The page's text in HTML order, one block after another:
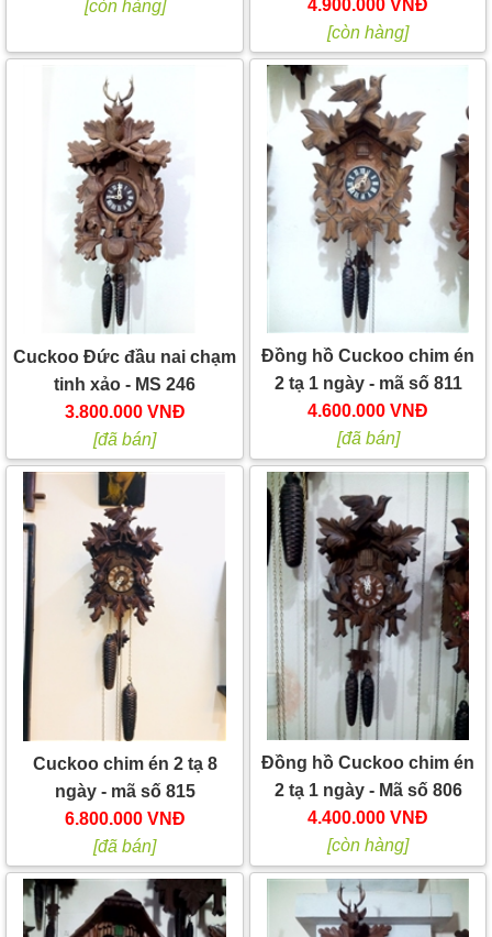
[còn hàng]
4.900.000 VNĐ
[còn hàng]
Cuckoo Đức đầu nai chạm
tinh xảo - MS 246
3.800.000 VNĐ
[đã bán]
Đồng hồ Cuckoo chim én
2 tạ 1 ngày - mã số 811
4.600.000 VNĐ
[đã bán]
Cuckoo chim én 2 tạ 8
ngày - mã số 815
6.800.000 VNĐ
[đã bán]
Đồng hồ Cuckoo chim én
2 tạ 1 ngày - Mã số 806
4.400.000 VNĐ
[còn hàng]